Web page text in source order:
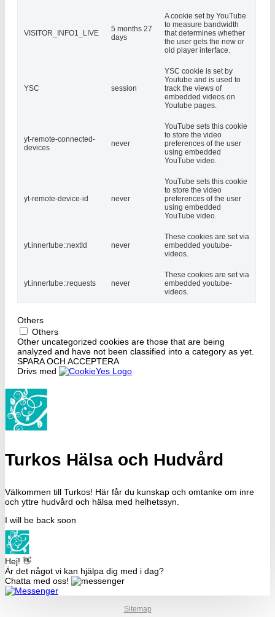
VISITOR_INFO1_LIVE
5 months 27
days
A cookie set by YouTube
to measure bandwidth
that determines whether
the user gets the new or
old player interface.
YSC session
YSC cookie is set by
Youtube and is used to
track the views of
embedded videos on
Youtube pages.
yt-remote-connected-
devices
never
YouTube sets this cookie
to store the video
preferences of the user
using embedded
YouTube video.
yt-remote-device-id never
YouTube sets this cookie
to store the video
preferences of the user
using embedded
YouTube video.
yt.innertube::nextId never
These cookies are set via
embedded youtube-
videos.
yt.innertube::requests never
These cookies are set via
embedded youtube-
videos.
Others
Others
Other uncategorized cookies are those that are being
analyzed and have not been classified into a category as yet.
SPARA OCH ACCEPTERA
Drivs med
Turkos Hälsa och Hudvård
Välkommen till Turkos! Här får du kunskap och omtanke om inre
och yttre hudvård och hälsa med helhetssyn.
I will be back soon
Hej! 👋
Är det något vi kan hjälpa dig med i dag?
Chatta med oss!
Sitemap